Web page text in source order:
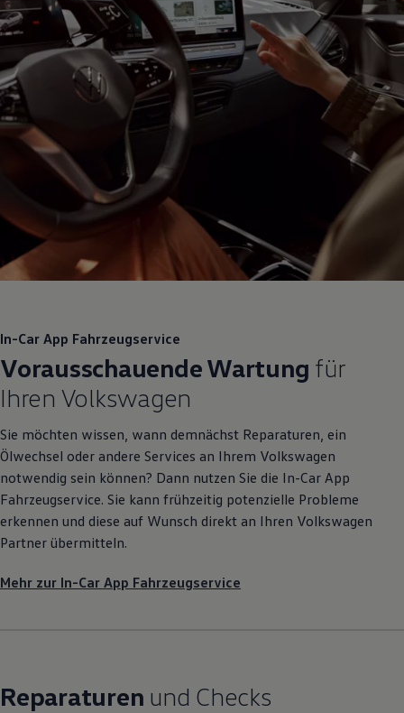
In-Car App Fahrzeugservice
Vorausschauende Wartung für
Ihren Volkswagen
Sie möchten wissen, wann demnächst Reparaturen, ein
Ölwechsel oder andere Services an Ihrem Volkswagen
notwendig sein können? Dann nutzen Sie die In-Car App
Fahrzeugservice. Sie kann frühzeitig potenzielle Probleme
erkennen und diese auf Wunsch direkt an Ihren Volkswagen
Partner übermitteln.
Mehr zur In-Car App Fahrzeugservice
Reparaturen und Checks